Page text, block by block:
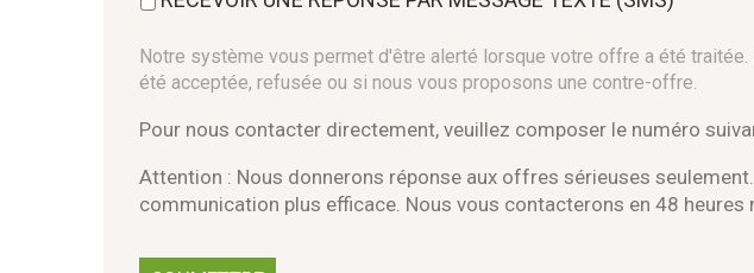
Notre système vous permet d'être alerté lorsque votre offre a été
été acceptée, refusée ou si nous vous proposons une contre-offre.
Pour nous contacter directement, veuillez composer le numéro
Attention : Nous donnerons réponse aux offres sérieuses
communication plus efficace. Nous vous contacterons en 48 heures